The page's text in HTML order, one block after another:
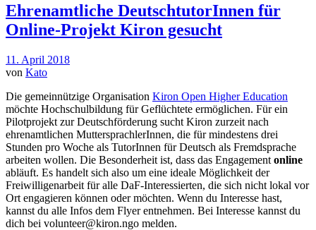
Ehrenamtliche DeutschtutorInnen für
Online-Projekt Kiron gesucht
11. April 2018
von Kato
Die gemeinnützige Organisation Kiron Open Higher Education
möchte Hochschulbildung für Geflüchtete ermöglichen. Für ein
Pilotprojekt zur Deutschförderung sucht Kiron zurzeit nach
ehrenamtlichen MuttersprachlerInnen, die für mindestens drei
Stunden pro Woche als TutorInnen für Deutsch als Fremdsprache
arbeiten wollen. Die Besonderheit ist, dass das Engagement online
abläuft. Es handelt sich also um eine ideale Möglichkeit der
Freiwilligenarbeit für alle DaF-Interessierten, die sich nicht lokal vor
Ort engagieren können oder möchten. Wenn du Interesse hast,
kannst du alle Infos dem Flyer entnehmen. Bei Interesse kannst du
dich bei volunteer@kiron.ngo melden.